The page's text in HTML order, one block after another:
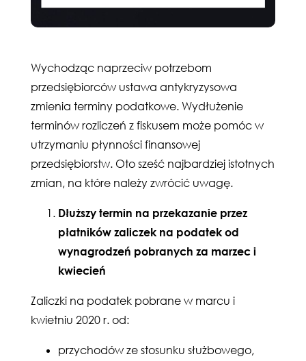
Wychodząc naprzeciw potrzebom
przedsiębiorców ustawa antykryzysowa
zmienia terminy podatkowe. Wydłużenie
terminów rozliczeń z fiskusem może pomóc w
utrzymaniu płynności finansowej
przedsiębiorstw. Oto sześć najbardziej istotnych
zmian, na które należy zwrócić uwagę.
Dłuższy termin na przekazanie przez
płatników zaliczek na podatek od
wynagrodzeń pobranych za marzec i
kwiecień
Zaliczki na podatek pobrane w marcu i
kwietniu 2020 r. od:
przychodów ze stosunku służbowego,